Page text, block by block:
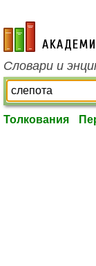
academic.ru
Словари и
Толкования